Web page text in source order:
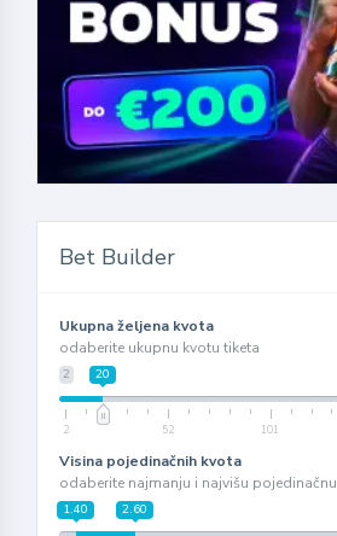
Bet Builder
Ukupna željena kvota
odaberite ukupnu kvotu tiketa
2 20
2 52 101
Visina pojedinačnih kvota
odaberite najmanju i najvišu
1.40 2.60